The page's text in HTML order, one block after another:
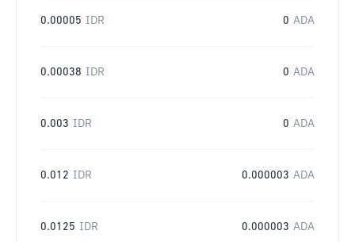
0.00005 IDR 0 ADA
0.00038 IDR 0 ADA
0.003 IDR 0 ADA
0.012 IDR 0.000003 ADA
0.0125 IDR 0.000003 ADA